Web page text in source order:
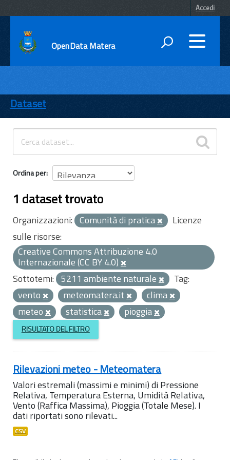
Accedi
OpenData Matera
ENTI
TEMI
INFORMAZIONI
Dataset
Ordina per
1 dataset trovato
Organizzazioni: Comunità di pratica
Licenze
sulle risorse:
Creative Commons Attribuzione 4.0
Internazionale (CC BY 4.0)
Sottotemi: 5211 ambiente naturale
Tag:
vento
meteomatera.it
clima
meteo
statistica pioggia
RISULTATO DEL FILTRO
Rilevazioni meteo - Meteomatera
Valori estremali (massimi e minimi) di Pressione
Relativa, Temperatura Esterna, Umidità Relativa,
Vento (Raffica Massima), Pioggia (Totale Mese). I
dati riportati sono rilevati...
CSV